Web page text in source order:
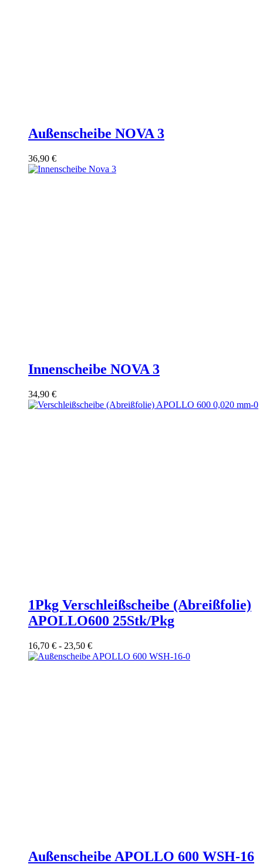
Außenscheibe NOVA 3
36,90 €
Innenscheibe NOVA 3
34,90 €
1Pkg Verschleißscheibe (Abreißfolie)
APOLLO600 25Stk/Pkg
16,70 € - 23,50 €
Außenscheibe APOLLO 600 WSH-16